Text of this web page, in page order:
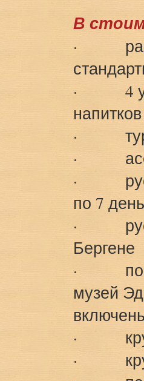
В
·
· 4
напитков
·
·
·
по 7 день
·
Бергене
·
музей
· круиз
·